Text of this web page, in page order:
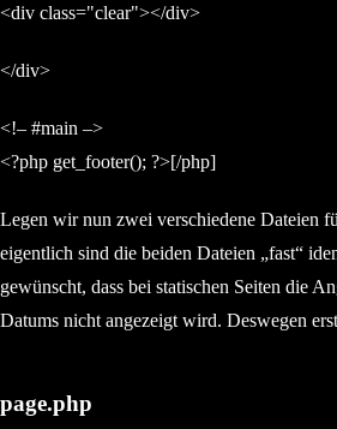
<div class="clear"></div>
</div>
<!– #main –>
<?php get_footer(); ?>[/php]
Legen wir nun zwei verschiedene Dateien
eigentlich sind die beiden Dateien „fast“
gewünscht, dass bei statischen Seiten die
Datums nicht angezeigt wird. Deswegen
page.php